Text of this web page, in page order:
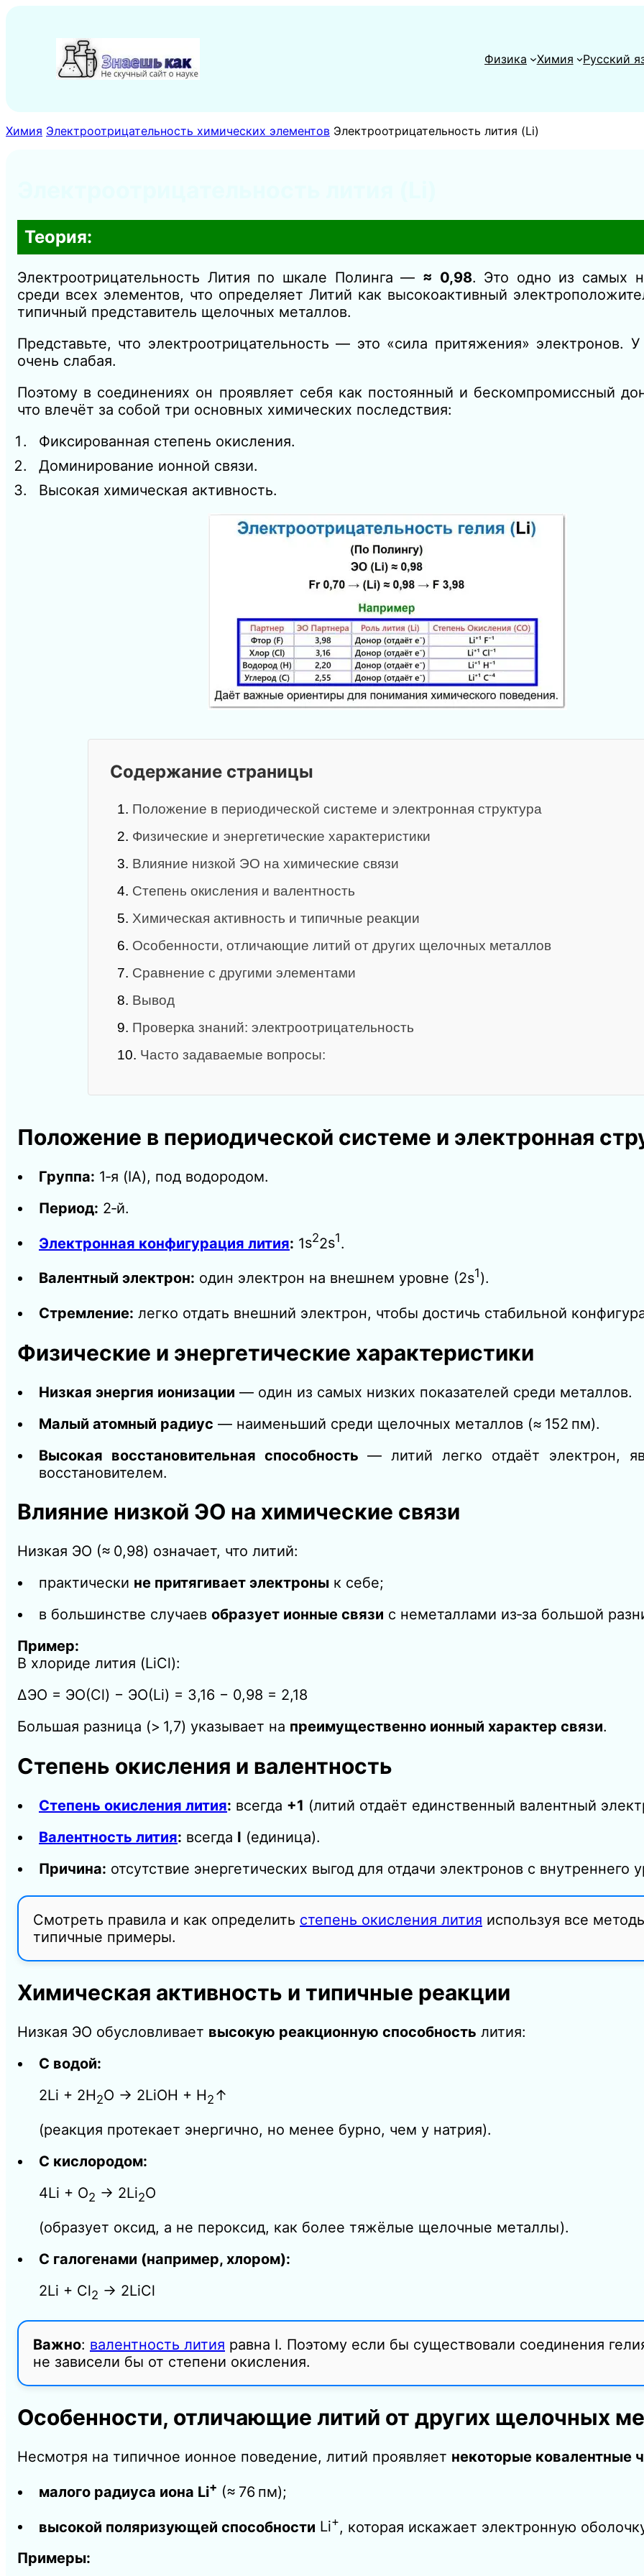
содержимому
Физика
Химия Русский
Химия Электроотрицательность химических элементов Электроотрицательность лития (Li)
Теория:
Электроотрицательность Лития по шкале Полинга — ≈ 0,98. Это одно из самых
среди всех элементов, что определяет Литий как высокоактивный
типичный представитель щелочных металлов.
Представьте, что электроотрицательность — это «сила притяжения» электронов.
очень слабая.
Поэтому в соединениях он проявляет себя как постоянный и бескомпромиссный
что влечёт за собой три основных химических последствия:
Фиксированная степень окисления.
Доминирование ионной связи.
Высокая химическая активность.
Содержание страницы
1. Положение в периодической системе и электронная структура
2. Физические и энергетические характеристики
3. Влияние низкой ЭО на химические связи
4. Степень окисления и валентность
5. Химическая активность и типичные реакции
6. Особенности, отличающие литий от других щелочных металлов
7. Сравнение с другими элементами
8. Вывод
9. Проверка знаний: электроотрицательность
10. Часто задаваемые вопросы:
Положение в периодической системе и электронная
Группа: 1‑я (IA), под водородом.
Период: 2‑й.
Электронная конфигурация лития: 1s22s1.
Валентный электрон: один электрон на внешнем уровне (2s1).
Стремление: легко отдать внешний электрон, чтобы достичь стабильной
Физические и энергетические характеристики
Низкая энергия ионизации — один из самых низких показателей среди металлов.
Малый атомный радиус — наименьший среди щелочных металлов (≈ 152 пм).
Высокая восстановительная способность — литий легко отдаёт электрон,
восстановителем.
Влияние низкой ЭО на химические связи
Низкая ЭО (≈ 0,98) означает, что литий:
практически не притягивает электроны к себе;
в большинстве случаев образует ионные связи с неметаллами из‑за большой
Пример:
В хлориде лития (LiCl):
ΔЭО = ЭО(Cl) − ЭО(Li) = 3,16 − 0,98 = 2,18
Большая разница (> 1,7) указывает на преимущественно ионный характер связи.
Степень окисления и валентность
Степень окисления лития: всегда +1 (литий отдаёт единственный валентный
Валентность лития: всегда I (единица).
Причина: отсутствие энергетических выгод для отдачи электронов с внутреннего
Смотреть правила и как определить степень окисления лития используя все
типичные примеры.
Химическая активность и типичные реакции
Низкая ЭО обусловливает высокую реакционную способность лития:
С водой:
2Li + 2H2O → 2LiOH + H2 ↑
(реакция протекает энергично, но менее бурно, чем у натрия).
С кислородом:
4Li + O2 → 2Li2O
(образует оксид, а не пероксид, как более тяжёлые щелочные металлы).
С галогенами (например, хлором):
2Li + Cl2 → 2LiCl
Важно: валентность лития равна I. Поэтому если бы существовали соединения
не зависели бы от степени окисления.
Особенности, отличающие литий от других щелочных
Несмотря на типичное ионное поведение, литий проявляет некоторые ковалентные
малого радиуса иона Li+ (≈ 76 пм);
высокой поляризующей способности Li+, которая искажает электронную
Примеры: